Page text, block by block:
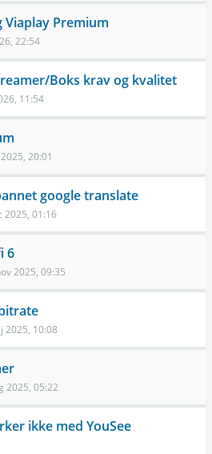
Viaplay Premium
22:54
Boks krav og kvalitet
11:54
20:01
google translate
2025, 01:16
6
2025, 09:35
2025, 10:08
2025, 05:22
ikke med YouSee